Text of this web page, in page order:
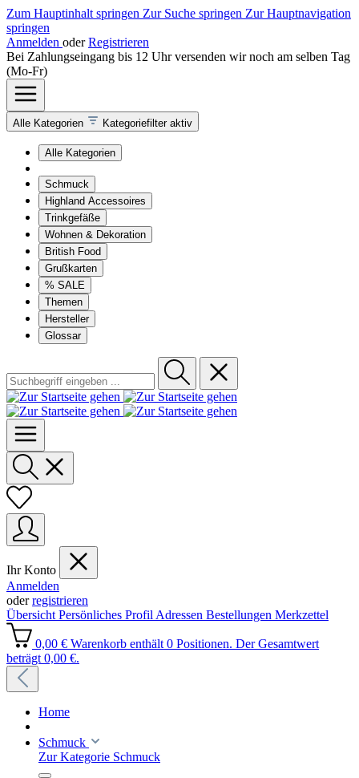
Zum Hauptinhalt springen Zur Suche springen Zur Hauptnavigation
springen
Anmelden oder Registrieren
Bei Zahlungseingang bis 12 Uhr versenden wir noch am selben Tag
(Mo-Fr)
Alle Kategorien Kategoriefilter aktiv
Alle Kategorien
Schmuck
Highland Accessoires
Trinkgefäße
Wohnen & Dekoration
British Food
Grußkarten
% SALE
Themen
Hersteller
Glossar
Ihr Konto
Anmelden
oderregistrieren
Übersicht Persönliches Profil Adressen Bestellungen Merkzettel
0,00 € Warenkorb enthält 0 Positionen. Der Gesamtwert
beträgt 0,00 €.
Home
Schmuck
Zur Kategorie Schmuck